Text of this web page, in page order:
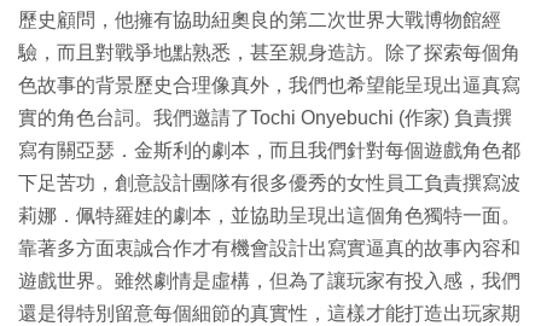
歷史顧問，他擁有協助紐奧良的第二次世界大戰博物館經
驗，而且對戰爭地點熟悉，甚至親身造訪。除了探索每個角
色故事的背景歷史合理像真外，我們也希望能呈現出逼真寫
實的角色台詞。我們邀請了Tochi Onyebuchi (作家) 負責撰
寫有關亞瑟．金斯利的劇本，而且我們針對每個遊戲角色都
下足苦功，創意設計團隊有很多優秀的女性員工負責撰寫波
莉娜．佩特羅娃的劇本，並協助呈現出這個角色獨特一面。
靠著多方面衷誠合作才有機會設計出寫實逼真的故事內容和
遊戲世界。雖然劇情是虛構，但為了讓玩家有投入感，我們
還是得特別留意每個細節的真實性，這樣才能打造出玩家期